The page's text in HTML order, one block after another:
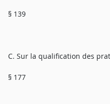
§ 139
C. Sur la qualification des
§ 177